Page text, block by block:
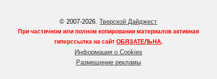
© 2007-2026.Тверской Дайджест
При частичном или полном копировании материалов активная
гиперссылка на сайт ОБЯЗАТЕЛЬНА.
Информация о Cookies
Размещение рекламы